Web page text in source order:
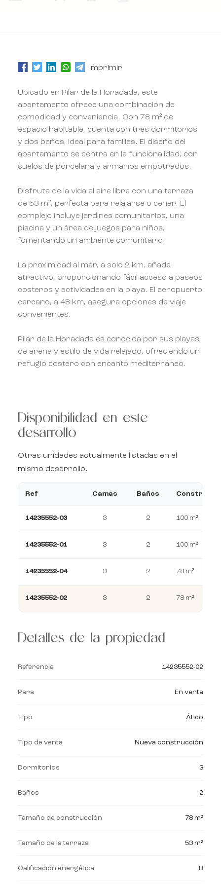
Imprimir
Ubicado en Pilar de la Horadada, este
apartamento ofrece una combinación de
comodidad y conveniencia. Con 78 m² de
espacio habitable, cuenta con tres dormitorios
y dos baños, ideal para familias. El diseño del
apartamento se centra en la funcionalidad, con
suelos de porcelana y armarios empotrados.
Disfruta de la vida al aire libre con una terraza
de 53 m², perfecta para relajarse o cenar. El
complejo incluye jardines comunitarios, una
piscina y un área de juegos para niños,
fomentando un ambiente comunitario.
La proximidad al mar, a solo 2 km, añade
atractivo, proporcionando fácil acceso a paseos
costeros y actividades en la playa. El aeropuerto
cercano, a 48 km, asegura opciones de viaje
convenientes.
Pilar de la Horadada es conocida por sus playas
de arena y estilo de vida relajado, ofreciendo un
refugio costero con encanto mediterráneo.
Disponibilidad en este
desarrollo
Otras unidades actualmente listadas en el
mismo desarrollo.
Ref Camas Baños
14235552-03 3 2 100 m²
14235552-01 3 2 100 m²
14235552-04 3 2 78 m²
14235552-02 3 2 78 m²
Detalles de la propiedad
Referencia 14235552-02
Para En venta
Tipo Ático
Tipo de venta Nueva construcción
Dormitorios 3
Baños 2
Tamaño de construcción 78 m²
Tamaño de la terraza 53 m²
Calificación energética B